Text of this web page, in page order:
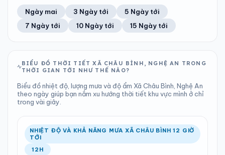
22°C 100%
Khả năng mưa
0.41 mm
Tổng cả ngày
1000 hPa
Bình thường
12
Chỉ số UV
Tốt
Ước lượng
21°C
Ổn định
100%
Khả năng mưa
Trung bình ngày Tốc độ gió
TIA UV TẦM NHÌN
LƯỢNG MƯA
5.97 mm
Tổng cả ngày
ÁP SUẤT
999 hPa
Bình thường
Ổn định Khả năng mưa
Ngày mai 3 Ngày tới
5 Ngày tới
7 Ngày tới
10 Ngày tới 15 Ngày tới
BIỂU ĐỒ THỜI TIẾT XÃ CHÂU BÌNH, NGHỆ AN TRONG
THỜI GIAN TỚI NHƯ THẾ NÀO?
Biểu đồ nhiệt độ, lượng mưa và độ ẩm Xã Châu Bình, Nghệ An
theo ngày giúp bạn nắm xu hướng thời tiết khu vực mình ở chỉ
trong vài giây.
NHIỆT ĐỘ VÀ KHẢ NĂNG MƯA XÃ CHÂU BÌNH 12 GIỜ
TỚI
12H